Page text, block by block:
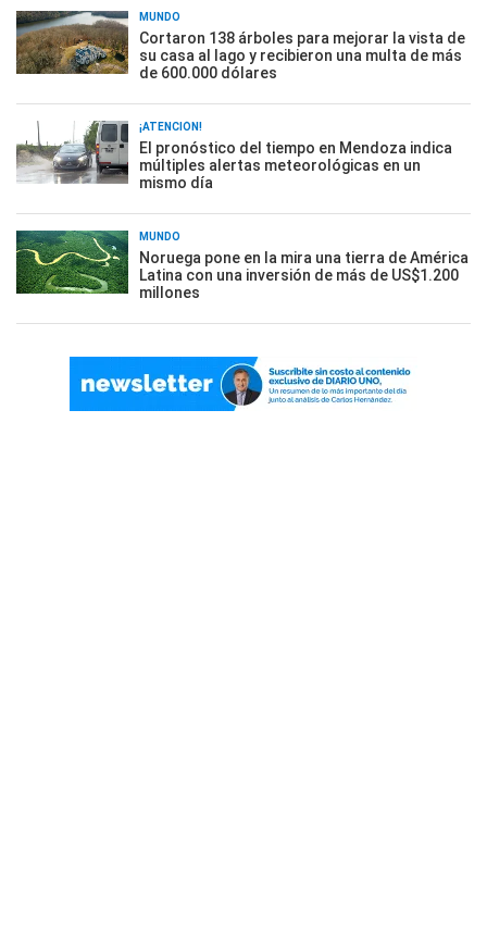
MUNDO
Cortaron 138 árboles para mejorar la vista de
su casa al lago y recibieron una multa de más
de 600.000 dólares
¡ATENCIÓN!
El pronóstico del tiempo en Mendoza indica
múltiples alertas meteorológicas en un
mismo día
MUNDO
Noruega pone en la mira una tierra de América
Latina con una inversión de más de US$1.200
millones